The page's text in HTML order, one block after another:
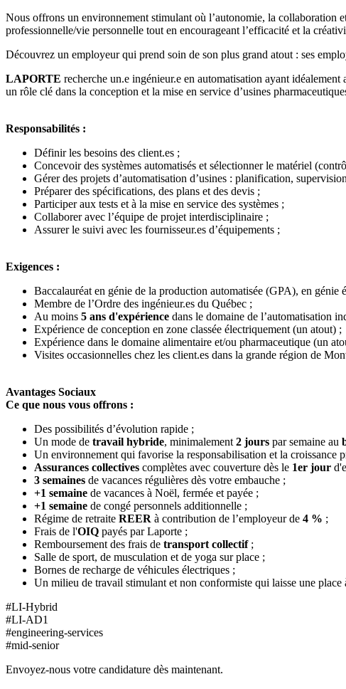
Nous offrons un environnement stimulant où l’autonomie, la
professionnelle/vie personnelle tout en encourageant l’efficacité et la
Découvrez un employeur qui prend soin de son plus grand atout : ses
LAPORTE recherche un.e ingénieur.e en automatisation ayant idéalement
un rôle clé dans la conception et la mise en service d’usines
Responsabilités :
Définir les besoins des client.es ;
Concevoir des systèmes automatisés et sélectionner le matériel
Gérer des projets d’automatisation d’usines : planification,
Préparer des spécifications, des plans et des devis ;
Participer aux tests et à la mise en service des systèmes ;
Collaborer avec l’équipe de projet interdisciplinaire ;
Assurer le suivi avec les fournisseur.es d’équipements ;
Exigences :
Baccalauréat en génie de la production automatisée (GPA), en génie
Membre de l’Ordre des ingénieur.es du Québec ;
Au moins 5 ans d'expérience dans le domaine de l’automatisation
Expérience de conception en zone classée électriquement (un atout) ;
Expérience dans le domaine alimentaire et/ou pharmaceutique (un
Visites occasionnelles chez les client.es dans la grande région de
Avantages Sociaux
Ce que nous vous offrons :
Des possibilités d’évolution rapide ;
Un mode de travail hybride, minimalement 2 jours par semaine au
Un environnement qui favorise la responsabilisation et la croissance
Assurances collectives complètes avec couverture dès le 1er jour
3 semaines de vacances régulières dès votre embauche ;
+1 semaine de vacances à Noël, fermée et payée ;
+1 semaine de congé personnels additionnelle ;
Régime de retraite REER à contribution de l’employeur de 4 % ;
Frais de l'OIQ payés par Laporte ;
Remboursement des frais de transport collectif ;
Salle de sport, de musculation et de yoga sur place ;
Bornes de recharge de véhicules électriques ;
Un milieu de travail stimulant et non conformiste qui laisse une
#LI-Hybrid
#LI-AD1
#engineering-services
#mid-senior
Envoyez-nous votre candidature dès maintenant.